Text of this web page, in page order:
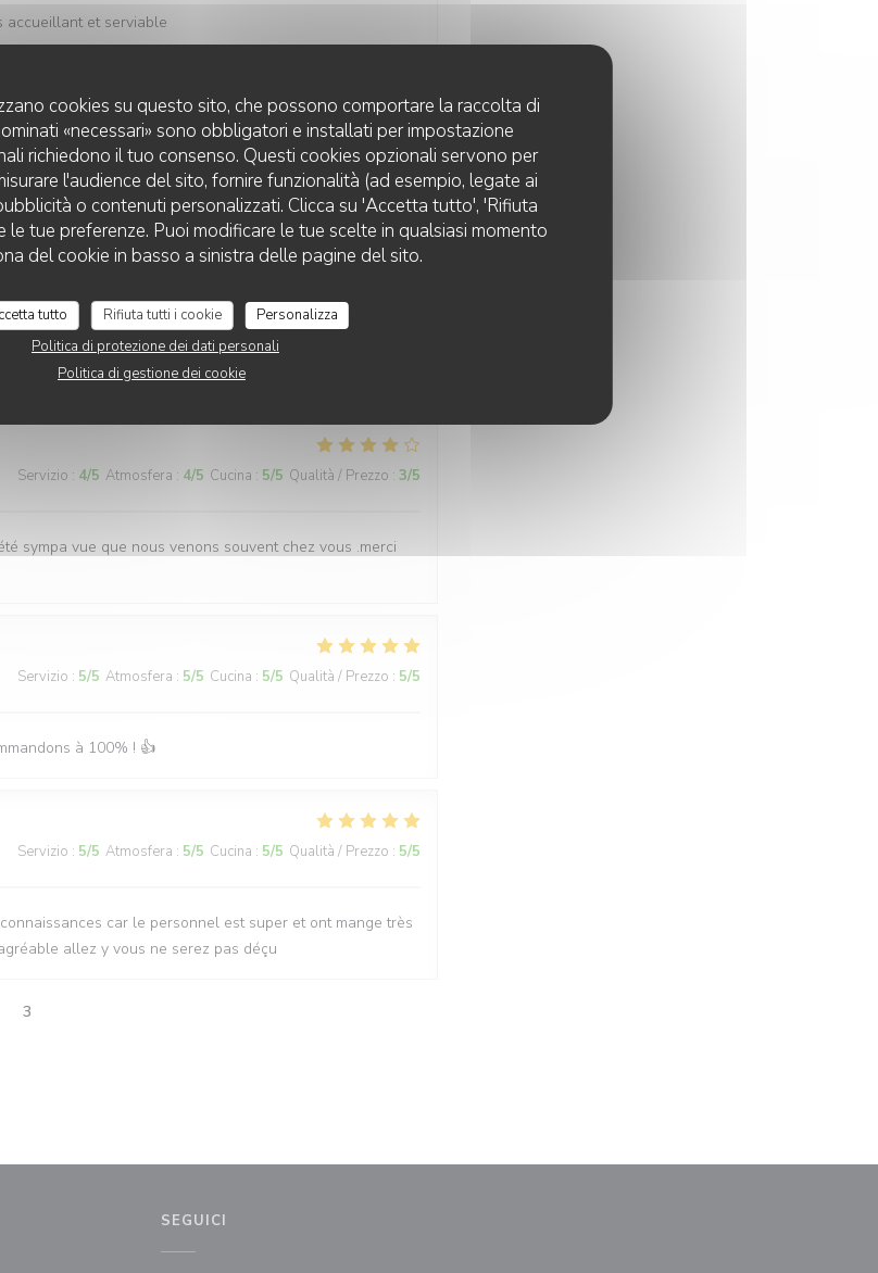
cookies su questo sito, che possono comportare la raccolta di
«necessari» sono obbligatori e installati per impostazione
richiedono il tuo consenso. Questi cookies opzionali servono per
l'audience del sito, fornire funzionalità (ad esempio, legate ai
o contenuti personalizzati. Clicca su 'Accetta tutto', 'Rifiuta
tue preferenze. Puoi modificare le tue scelte in qualsiasi momento
del cookie in basso a sinistra delle pagine del sito.
tutto Rifiuta tutti i cookie
Personalizza
Politica di protezione dei dati personali
Politica di gestione dei cookie
accueillant et serviable
Servizio:5/5 Atmosfera:5/5 Cucina:5/5 Qualità / Prezzo:5 /5
copieux et savoureux.
Servizio:5 /5 Atmosfera:5/5 Cucina:5/5 Qualità / Prezzo
Servizio : 4/5 Atmosfera : 4/5 Cucina : 5/5 Qualità / Prezzo : 3/5
sympa vue que nous venons souvent chez vous .merci
Servizio : 5/5 Atmosfera : 5/5 Cucina : 5/5 Qualità / Prezzo : 5/5
à 100% ! 👍
Servizio : 5/5 Atmosfera : 5/5 Cucina : 5/5 Qualità / Prezzo : 5/5
car le personnel est super et ont mange très
allez y vous ne serez pas déçu
3
SEGUICI
LES TERRASSES DU PORT